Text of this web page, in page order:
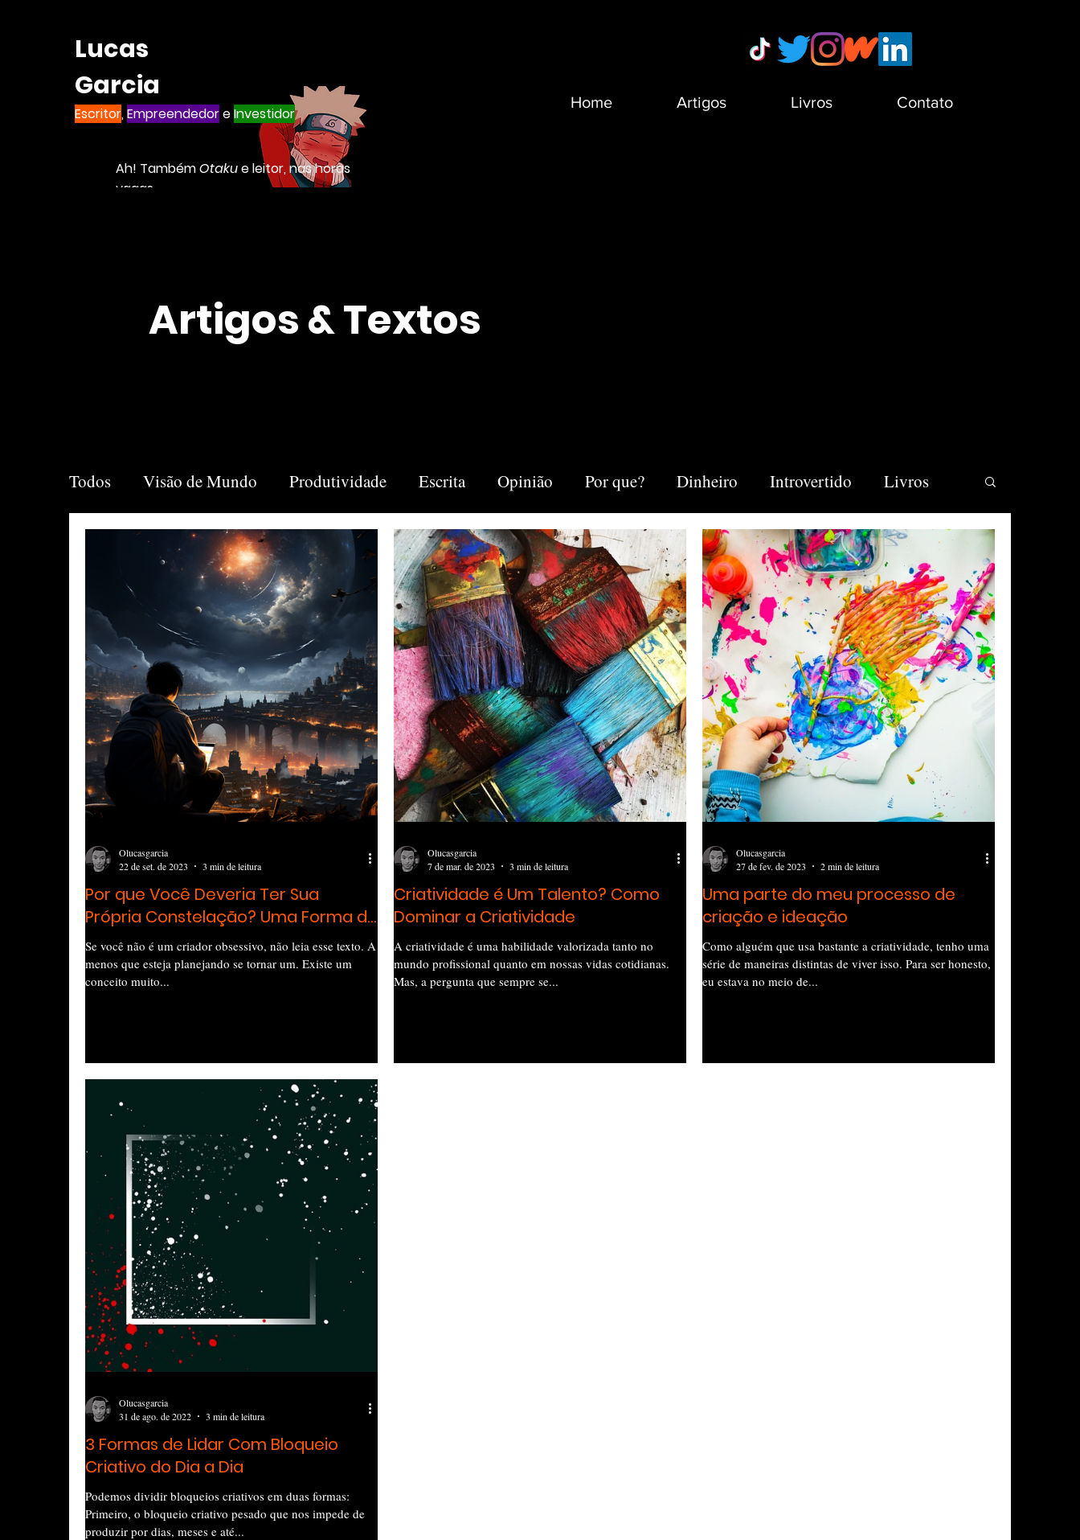
Lucas
Garcia
Escritor,EmpreendedoreInvestidor
Ah! TambémOtakue leitor, nas horas
vagas
Home Artigos Livros Contato
Artigos & Textos
Todos Visão de Mundo Produtividade Escrita Opinião Por que? Dinheiro Introvertido Livros
Recomendações Vida Marketing Outros Minha Vida Notion Negócios
Por que Você Deveria Ter Sua
Própria Constelação? Uma Forma de
Fazer Dinheiro Infinito?
Se você não é um criador obsessivo, não leia esse texto. A
menos que esteja planejando se tornar um. Existe um
conceito muito...
Olucasgarcia
22 de set. de 2023
3 min de leitura
Criatividade é Um Talento? Como
Dominar a Criatividade
A criatividade é uma habilidade valorizada tanto no
mundo profissional quanto em nossas vidas cotidianas.
Mas, a pergunta que sempre se...
Olucasgarcia
7 de mar. de 2023
3 min de leitura
Uma parte do meu processo de
criação e ideação
Como alguém que usa bastante a criatividade, tenho uma
série de maneiras distintas de viver isso. Para ser honesto,
eu estava no meio de...
Olucasgarcia
27 de fev. de 2023
2 min de leitura
3 Formas de Lidar Com Bloqueio
Criativo do Dia a Dia
Podemos dividir bloqueios criativos em duas formas:
Primeiro, o bloqueio criativo pesado que nos impede de
produzir por dias, meses e até...
Olucasgarcia
31 de ago. de 2022
3 min de leitura